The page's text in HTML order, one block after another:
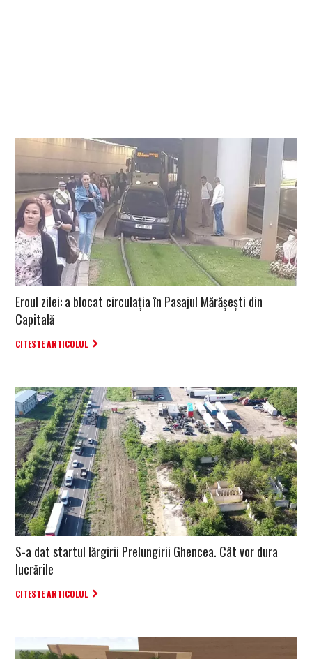
Eroul zilei: a blocat circulaţia în Pasajul Mărăşeşti din
Capitală
CITESTE ARTICOLUL
S-a dat startul lărgirii Prelungirii Ghencea. Cât vor dura
lucrările
CITESTE ARTICOLUL